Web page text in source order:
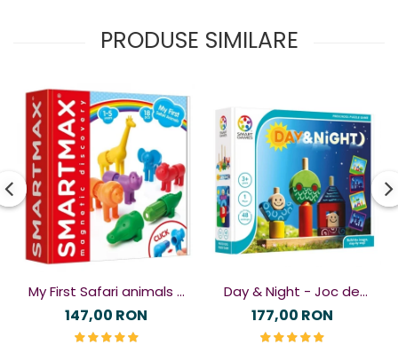
PRODUSE SIMILARE
My First Safari animals -
Joc magnetic
147,00 RON
Day & Night - Joc de
logică
177,00 RON